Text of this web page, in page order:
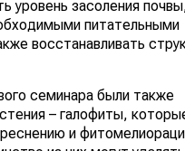
уровень засоления
питательными
восстанавливать
семинара были также
– галофиты,
и